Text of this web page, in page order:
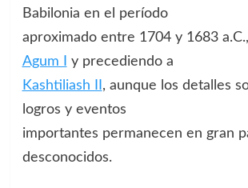
Babilonia en el período
aproximado entre 1704 y 1683
Agum I
y precediendo a
Kashtiliash II , aunque los detalles
logros y eventos
importantes permanecen en gran
desconocidos.